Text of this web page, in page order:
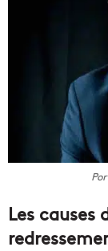
Les causes